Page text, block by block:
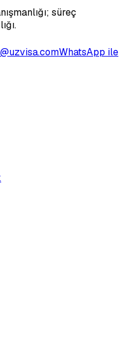
süreç
WhatsApp ile